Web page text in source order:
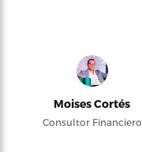
Moises Cortés
Consultor Financiero